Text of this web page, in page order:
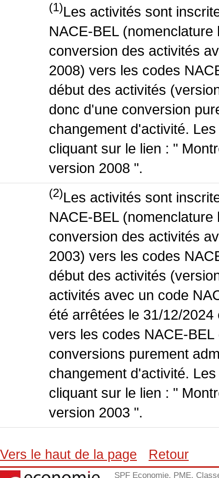
(1)Les activités sont
NACE-BEL
conversion des activités
2008) vers les codes
début des activités
donc d'une conversion
changement d'activité.
cliquant sur le lien : "
version 2008 ".
(2)Les activités sont
NACE-BEL
conversion des activités
2003) vers les codes
début des activités
activités avec un code
été arrêtées le 31/12/
vers les codes NACE-
conversions purement
changement d'activité.
cliquant sur le lien : "
version 2003 ".
Vers le haut de la page Retour
SPF Economie, PME,